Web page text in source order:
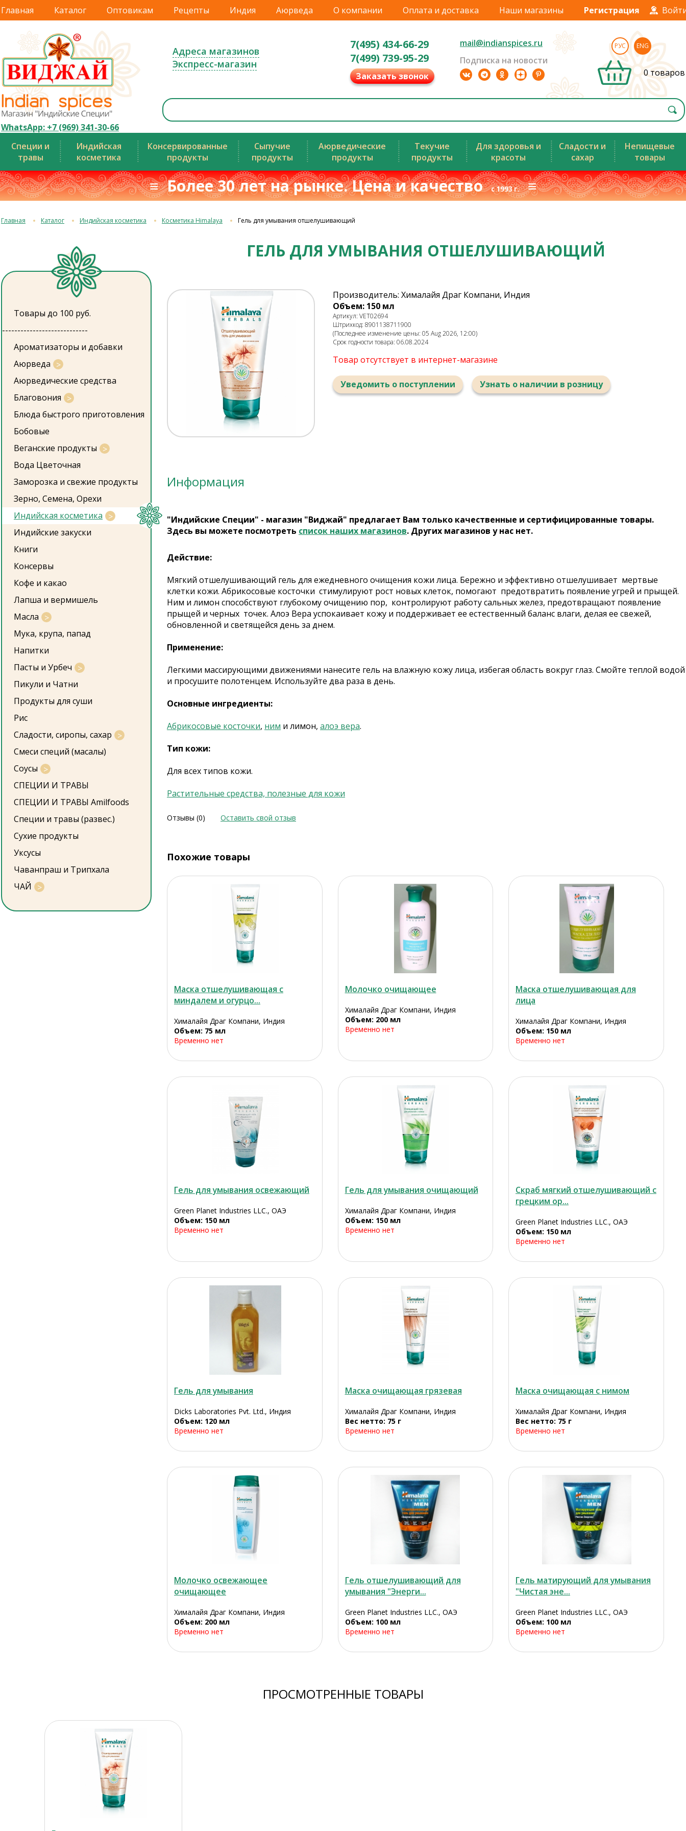
Главная Каталог Оптовикам Рецепты Индия Аюрведа О компании Оплата и доставка Наши магазины Регистрация
WhatsApp: +7 (969) 341-30-66
Адреса магазинов
Экспресс-магазин
7(495) 434-66-29
7(499) 739-95-29
Заказать звонок
mail@indianspices.ru
Подписка на новости
РУС ENG
0 товаров
Специи и
травы
Индийская
косметика
Консервированные
продукты
Сыпучие
продукты
Аюрведические
продукты
Текучие
продукты
Для здоровья и
красоты
Сладости и
сахар
Непищевые
товары
≡ Более 30 лет на рынке. Цена и качествос 1993 г.≡
Главная Каталог Индийская косметика Косметика Himalaya Гель для умывания отшелушивающий
Товары до 100 руб.
----------------------------
Ароматизаторы и добавки
Аюрведа
Аюрведические средства
Благовония
Блюда быстрого приготовления
Бобовые
Веганские продукты
Вода Цветочная
Заморозка и свежие продукты
Зерно, Семена, Орехи
Индийская косметика
Индийские закуски
Книги
Консервы
Кофе и какао
Лапша и вермишель
Масла
Мука, крупа, папад
Напитки
Пасты и Урбеч
Пикули и Чатни
Продукты для суши
Рис
Сладости, сиропы, сахар
Смеси специй (масалы)
Соусы
СПЕЦИИ И ТРАВЫ
СПЕЦИИ И ТРАВЫ Amilfoods
Специи и травы (развес.)
Сухие продукты
Уксусы
Чаванпраш и Трипхала
ЧАЙ
ГЕЛЬ ДЛЯ УМЫВАНИЯ ОТШЕЛУШИВАЮЩИЙ
Производитель: Хималайя Драг Компани, Индия
Объем: 150 мл
Артикул: VET02694
Штрихкод: 8901138711900
(Последнее изменение цены: 05 Aug 2026, 12:00)
Срок годности товара: 06.08.2024
Товар отсутствует в интернет-магазине
Уведомить о поступлении Узнать о наличии в розницу
Информация
"Индийские Специи" - магазин "Виджай" предлагает Вам только качественные и сертифицированные товары.
Здесь вы можете посмотреть список наших магазинов. Других магазинов у нас нет.
Действие:
Мягкий отшелушивающий гель для ежедневного очищения кожи лица. Бережно и эффективно отшелушивает мертвые
клетки кожи. Абрикосовые косточки стимулируют рост новых клеток, помогают предотвратить появление угрей и прыщей.
Ним и лимон способствуют глубокому очищению пор, контролируют работу сальных желез, предотвращают появление
прыщей и черных точек. Алоэ Вера успокаивает кожу и поддерживает ее естественный баланс влаги, делая ее свежей,
обновленной и светящейся день за днем.
Применение:
Легкими массирующими движениями нанесите гель на влажную кожу лица, избегая область вокруг глаз. Смойте теплой водой
и просушите полотенцем. Используйте два раза в день.
Основные ингредиенты:
Абрикосовые косточки, ним и лимон, алоэ вера.
Тип кожи:
Для всех типов кожи.
Растительные средства, полезные для кожи
Отзывы (0) Оставить свой отзыв
Похожие товары
Маска отшелушивающая с
миндалем и огурцо...
Хималайя Драг Компани, Индия
Объем: 75 мл
Временно нет
Молочко очищающее
Хималайя Драг Компани, Индия
Объем: 200 мл
Временно нет
Маска отшелушивающая для
лица
Хималайя Драг Компани, Индия
Объем: 150 мл
Временно нет
Гель для умывания освежающий
Green Planet Industries LLC., ОАЭ
Объем: 150 мл
Временно нет
Гель для умывания очищающий
Хималайя Драг Компани, Индия
Объем: 150 мл
Временно нет
Скраб мягкий отшелушивающий с
грецким ор...
Green Planet Industries LLC., ОАЭ
Объем: 150 мл
Временно нет
Гель для умывания
Dicks Laboratories Pvt. Ltd., Индия
Объем: 120 мл
Временно нет
Маска очищающая грязевая
Хималайя Драг Компани, Индия
Вес нетто: 75 г
Временно нет
Маска очищающая с нимом
Хималайя Драг Компани, Индия
Вес нетто: 75 г
Временно нет
Молочко освежающее
очищающее
Хималайя Драг Компани, Индия
Объем: 200 мл
Временно нет
Гель отшелушивающий для
умывания "Энерги...
Green Planet Industries LLC., ОАЭ
Объем: 100 мл
Временно нет
Гель матирующий для умывания
"Чистая эне...
Green Planet Industries LLC., ОАЭ
Объем: 100 мл
Временно нет
ПРОСМОТРЕННЫЕ ТОВАРЫ